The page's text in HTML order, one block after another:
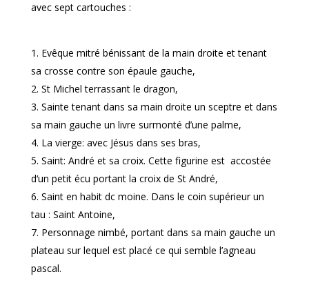
avec sept cartouches :
Evêque mitré bénissant de la main droite et tenant
sa crosse contre son épaule gauche,
St Michel terrassant le dragon,
Sainte tenant dans sa main droite un sceptre et dans
sa main gauche un livre surmonté d’une palme,
La vierge: avec Jésus dans ses bras,
Saint: André et sa croix. Cette figurine est accostée
d‘un petit écu portant la croix de St André,
Saint en habit dc moine. Dans le coin supérieur un
tau : Saint Antoine,
Personnage nimbé, portant dans sa main gauche un
plateau sur lequel est placé ce qui semble l’agneau
pascal.